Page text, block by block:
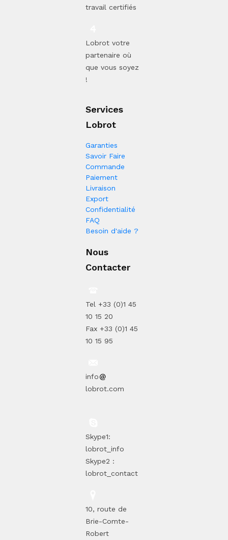
travail certifiés
Lobrot votre
partenaire où
que vous soyez
!
Services
Lobrot
Garanties
Savoir Faire
Commande
Paiement
Livraison
Export
Confidentialité
FAQ
Besoin d'aide ?
Nous
Contacter
Tel +33 (0)1 45
10 15 20
Fax +33 (0)1 45
10 15 95
info
lobrot.com
Skype1:
lobrot_info
Skype2 :
lobrot_contact
10, route de
Brie-Comte-
Robert